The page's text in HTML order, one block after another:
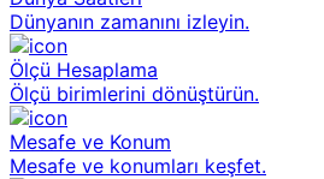
Dünyanın zamanını izleyin.
Ölçü Hesaplama
Ölçü birimlerini dönüştürün.
Mesafe ve Konum
Mesafe ve konumları keşfet.